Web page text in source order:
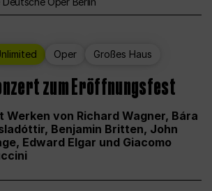
Oper Großes Haus
zum Eröffnungsfest
Werken von Richard Wagner, Bára
Benjamin Britten, John
Edward Elgar und Giacomo